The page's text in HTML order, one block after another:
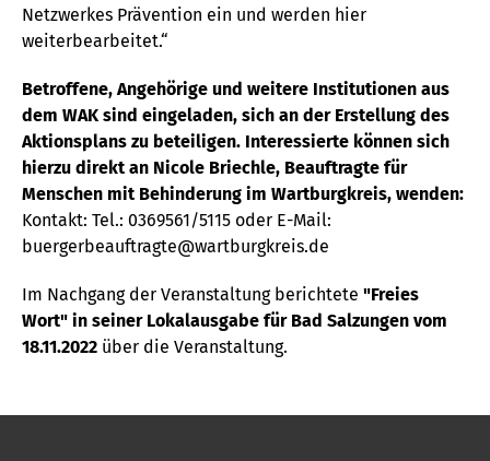
Netzwerkes Prävention ein und werden hier
weiterbearbeitet.“
Betroffene, Angehörige und weitere Institutionen aus
dem WAK sind eingeladen, sich an der Erstellung des
Aktionsplans zu beteiligen. Interessierte können sich
hierzu direkt an Nicole Briechle, Beauftragte für
Menschen mit Behinderung im Wartburgkreis, wenden:
Kontakt: Tel.: 0369561/5115 oder E-Mail:
buergerbeauftragte@wartburgkreis.de
Im Nachgang der Veranstaltung berichtete "Freies
Wort" in seiner Lokalausgabe für Bad Salzungen vom
18.11.2022 über die Veranstaltung.